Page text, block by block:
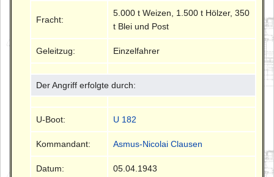
Fracht:
5.000 t Weizen, 1.500 t Hölzer, 350
t Blei und Post
Geleitzug: Einzelfahrer
Der Angriff erfolgte durch:
U-Boot: U 182
Kommandant: Asmus-Nicolai Clausen
Datum: 05.04.1943